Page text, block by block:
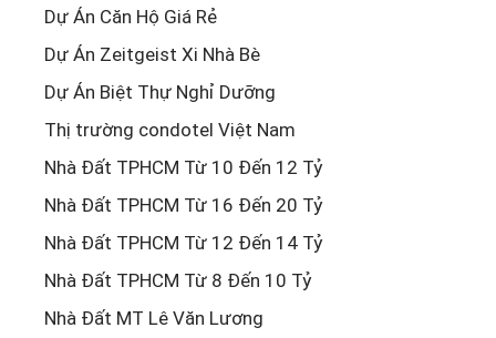
Dự Án Căn Hộ Giá Rẻ
Dự Án Zeitgeist Xi Nhà Bè
Dự Án Biệt Thự Nghỉ Dưỡng
Thị trường condotel Việt Nam
Nhà Đất TPHCM Từ 10 Đến 12 Tỷ
Nhà Đất TPHCM Từ 16 Đến 20 Tỷ
Nhà Đất TPHCM Từ 12 Đến 14 Tỷ
Nhà Đất TPHCM Từ 8 Đến 10 Tỷ
Nhà Đất MT Lê Văn Lương